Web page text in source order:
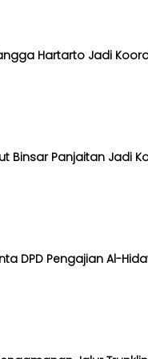
Hartarto Jadi
Binsar Panjaitan Jadi
DPD Pengajian Al-